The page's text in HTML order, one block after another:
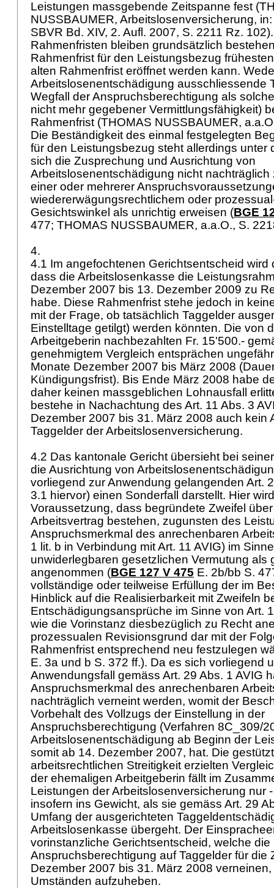
Leistungen massgebende Zeitspanne fest
NUSSBAUMER, Arbeitslosenversicherung,
SBVR Bd. XIV, 2. Aufl. 2007, S. 2211 Rz.
Rahmenfristen bleiben grundsätzlich
Rahmenfrist für den Leistungsbezug
alten Rahmenfrist eröffnet werden kann.
Arbeitslosenentschädigung ausschliessende
Wegfall der Anspruchsberechtigung als
nicht mehr gegebener Vermittlungsfähigkeit)
Rahmenfrist (THOMAS NUSSBAUMER,
Die Beständigkeit des einmal festgelegten
für den Leistungsbezug steht allerdings unter
sich die Zusprechung und Ausrichtung von
Arbeitslosenentschädigung nicht nachträglich
einer oder mehrerer
wiedererwägungsrechtlichem oder
Gesichtswinkel als unrichtig erweisen (BGE
477; THOMAS NUSSBAUMER, a.a.O., S.
4.
4.1 Im angefochtenen Gerichtsentscheid wird
dass die Arbeitslosenkasse die
Dezember 2007 bis 13. Dezember 2009 zu
habe. Diese Rahmenfrist stehe jedoch in
mit der Frage, ob tatsächlich Taggelder
Einstelltage getilgt) werden könnten. Die von
Arbeitgeberin nachbezahlten Fr. 15'500.-
genehmigtem Vergleich entsprächen
Monate Dezember 2007 bis März 2008
Kündigungsfrist). Bis Ende März 2008 habe
daher keinen massgeblichen Lohnausfall
bestehe in Nachachtung des Art. 11 Abs. 3
Dezember 2007 bis 31. März 2008 auch kein
Taggelder der Arbeitslosenversicherung.
4.2 Das kantonale Gericht übersieht bei
die Ausrichtung von
vorliegend zur Anwendung gelangenden Art.
3.1 hiervor) einen Sonderfall darstellt. Hier
Voraussetzung, dass begründete Zweifel
Arbeitsvertrag bestehen, zugunsten des
Anspruchsmerkmal des anrechenbaren
1 lit. b in Verbindung mitArt. 11 AVIG) im
unwiderlegbaren gesetzlichen Vermutung als
angenommen (BGE 127 V 475 E. 2b/bb S.
vollständige oder teilweise Erfüllung der im
Hinblick auf die Realisierbarkeit mit Zweifeln
Entschädigungsansprüche im Sinne von Art.
wie die Vorinstanz diesbezüglich zu Recht
prozessualen Revisionsgrund dar mit der
Rahmenfrist entsprechend neu festzulegen
E. 3a und b S. 372 ff.). Da es sich vorliegend
Anwendungsfall gemäss Art. 29 Abs. 1 AVIG
Anspruchsmerkmal des anrechenbaren
nachträglich verneint werden, womit der
Vorbehalt des Vollzugs der Einstellung in der
Anspruchsberechtigung (Verfahren 8C_309/
Arbeitslosenentschädigung ab Beginn der
somit ab 14. Dezember 2007, hat. Die
arbeitsrechtlichen Streitigkeit erzielten
der ehemaligen Arbeitgeberin fällt im
Leistungen der Arbeitslosenversicherung nur
insofern ins Gewicht, als sie gemäss Art. 29
Umfang der ausgerichteten
Arbeitslosenkasse übergeht. Der
vorinstanzliche Gerichtsentscheid, welche die
Anspruchsberechtigung auf Taggelder für die
Dezember 2007 bis 31. März 2008
Umständen aufzuheben.